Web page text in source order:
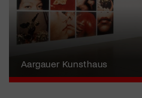
Künstlerin
Aargauer Kunsthaus
Gewerbemuseum Winterthur
Liste Art Fair Basel
Bündner Kunstmuseum
Künstler:innen Portraits
Junge Schweizer Kunst
Vögele Kultur Zentrum
Nidwaldner Museum
Haus für Kunst Uri